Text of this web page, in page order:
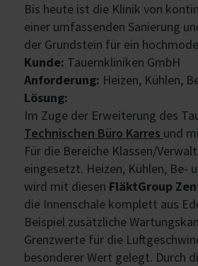
Bis heute ist die Klinik von
einer umfassenden Sanierung
der Grundstein für ein
Kunde: Tauernkliniken GmbH
Anforderung: Heizen, Kühlen,
Lösung:
Im Zuge der Erweiterung des
Technischen Büro Karres und
Für die Bereiche Klassen/
eingesetzt. Heizen, Kühlen, Be-
wird mit diesen FläktGroup
die Innenschale komplett aus
Beispiel zusätzliche
Grenzwerte für die
besonderer Wert gelegt. Durch